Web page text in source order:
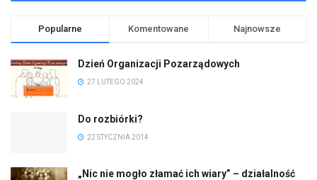
Popularne Komentowane Najnowsze
Dzień Organizacji Pozarządowych
27 LUTEGO 2024
Do rozbiórki?
22 STYCZNIA 2014
„Nic nie mogło złamać ich wiary” – działalność